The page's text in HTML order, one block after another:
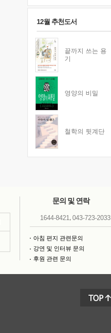
12월 추천도서
끝까지 쓰는 용
기
영양의 비밀
철학의 뒷계단
문의 및 연락
1644-8421, 043-723-2033
아침 편지 관련문의
강연 및 인터뷰 문의
후원 관련 문의